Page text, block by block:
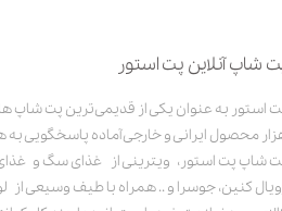
شاپ آنلاین پت استور
محصول ایرانی و خارجی آماده پاسخگویی
شاپ پت استور، ویترینی از غذای سگ و غذای
کنین، جوسرا و .. همراه با طیف وسیعی از